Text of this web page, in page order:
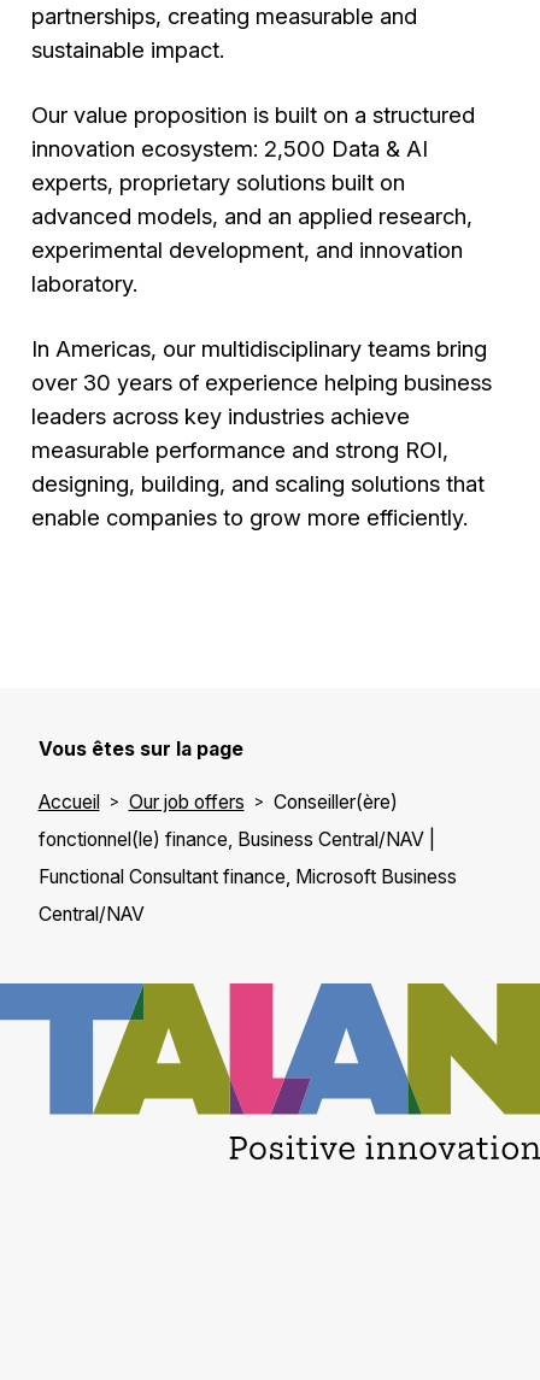
partnerships, creating measurable and
sustainable impact.
Our value proposition is built on a structured
innovation ecosystem: 2,500 Data & AI
experts, proprietary solutions built on
advanced models, and an applied research,
experimental development, and innovation
laboratory.
In Americas, our multidisciplinary teams bring
over 30 years of experience helping business
leaders across key industries achieve
measurable performance and strong ROI,
designing, building, and scaling solutions that
enable companies to grow more efficiently.
Vous êtes sur la page
Accueil Our job offers
Conseiller(ère)
fonctionnel(le) finance, Business Central/NAV |
Functional Consultant finance, Microsoft Business
Central/NAV